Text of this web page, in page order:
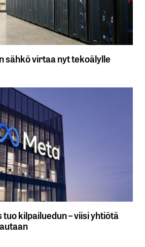
sähkö virtaa nyt tekoälylle
kilpailuedun – viisi yhtiötä